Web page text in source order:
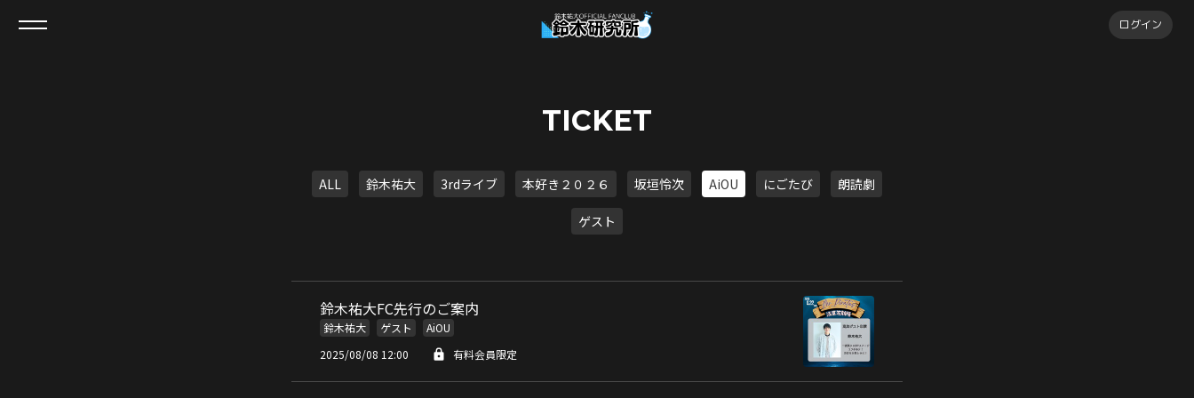
ログイン
TICKET
ALL 鈴木祐大 3rdライブ 本好き２０２６ 坂垣怜次 AiOU にごたび 朗読劇
ゲスト
鈴木祐大FC先行のご案内
鈴木祐大 ゲスト
AiOU
2025/08/08 12:00
有料会員限定